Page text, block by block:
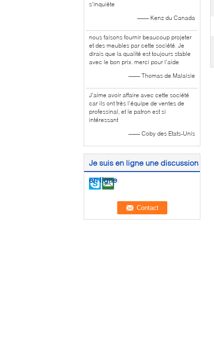
s'inquiète
—— Kenz du Canada
nous faisons fournir beaucoup projeter
et des meubles par cette société. Je
dirais que la qualité est toujours stable
avec le bon prix. merci pour l'aide
—— Thomas de Malaisie
J'aime avoir affaire avec cette société
car ils ont très l'équipe de ventes de
professinal, et le patron est si
intéressant
—— Coby des Etats-Unis
Je suis en ligne une discussion
en ligne